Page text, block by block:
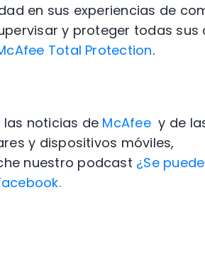
en sus experiencias de
y proteger todas sus
Total Protection.
noticias de McAfeey de
y dispositivos móviles,
nuestro podcast ¿Se